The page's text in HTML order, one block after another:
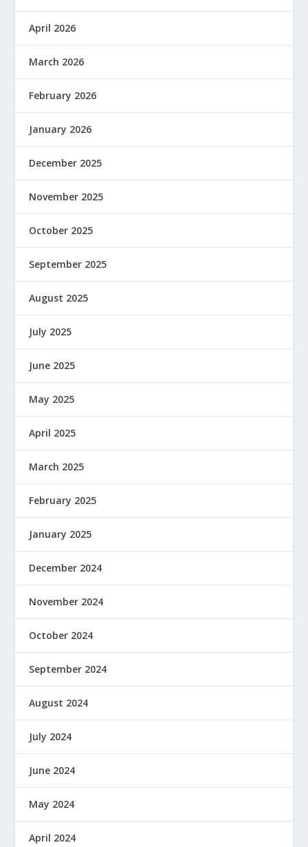
April 2026
March 2026
February 2026
January 2026
December 2025
November 2025
October 2025
September 2025
August 2025
July 2025
June 2025
May 2025
April 2025
March 2025
February 2025
January 2025
December 2024
November 2024
October 2024
September 2024
August 2024
July 2024
June 2024
May 2024
April 2024